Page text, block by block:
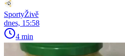
SportyŽivě
dnes, 15:58
4 min